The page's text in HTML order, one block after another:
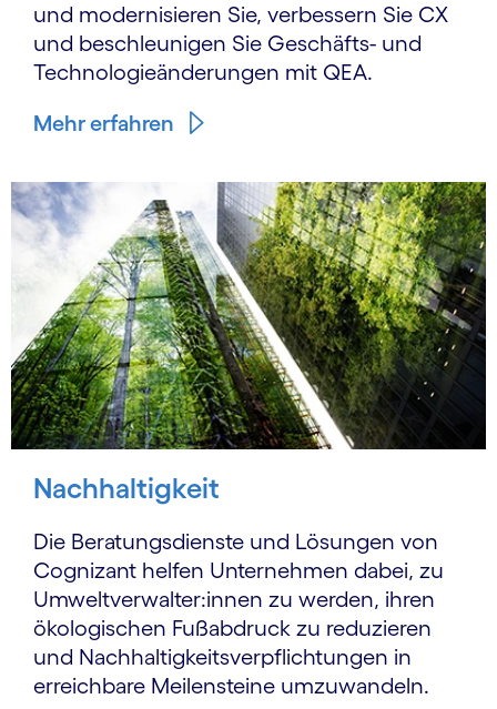
und modernisieren Sie, verbessern Sie CX
und beschleunigen Sie Geschäfts- und
Technologieänderungen mit QEA.
Mehr erfahren
Nachhaltigkeit
Die Beratungsdienste und Lösungen von
Cognizant helfen Unternehmen dabei, zu
Umwelt­verwal­ter:innen zu werden, ihren
ökologischen Fußabdruck zu reduzieren
und Nach­haltigkeits­verpflichtungen in
erreichbare Meilensteine umzuwandeln.